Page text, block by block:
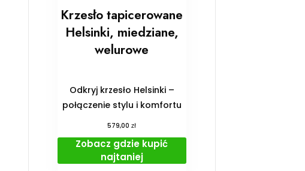
Krzesło tapicerowane
Helsinki, miedziane,
welurowe
Odkryj krzesło Helsinki –
połączenie stylu i komfortu
579,00zł
Zobacz gdzie kupić
najtaniej